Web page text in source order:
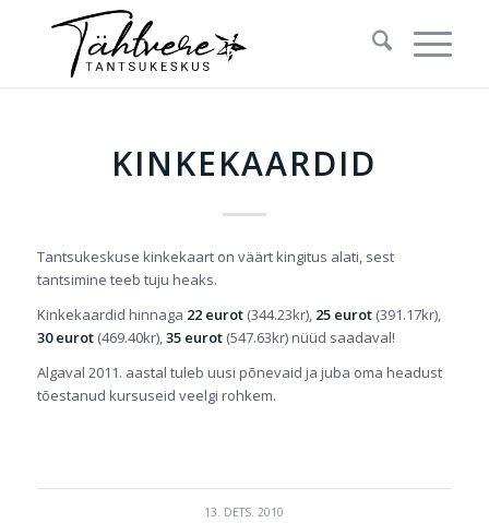
KINKEKAARDID
Tantsukeskuse kinkekaart on väärt kingitus alati, sest
tantsimine teeb tuju heaks.
Kinkekaardid hinnaga 22 eurot(344.23kr),25 eurot(391.17kr),
30 eurot(469.40kr),35 eurot (547.63kr) nüüd saadaval!
Algaval 2011. aastal tuleb uusi põnevaid ja juba oma headust
tõestanud kursuseid veelgi rohkem.
13. DETS. 2010